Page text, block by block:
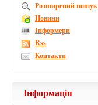
Розширений пошук
Новини
Інформери
Rss
Контакти
Інформація